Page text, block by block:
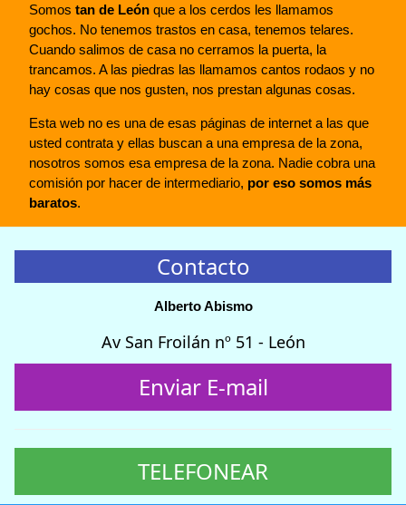
Somos tan de León que a los cerdos les llamamos
gochos. No tenemos trastos en casa, tenemos telares.
Cuando salimos de casa no cerramos la puerta, la
trancamos. A las piedras las llamamos cantos rodaos y no
hay cosas que nos gusten, nos prestan algunas cosas.
Esta web no es una de esas páginas de internet a las que
usted contrata y ellas buscan a una empresa de la zona,
nosotros somos esa empresa de la zona. Nadie cobra una
comisión por hacer de intermediario, por eso somos más
baratos.
Contacto
Alberto Abismo
Av San Froilán nº 51 - León
Enviar E-mail
TELEFONEAR